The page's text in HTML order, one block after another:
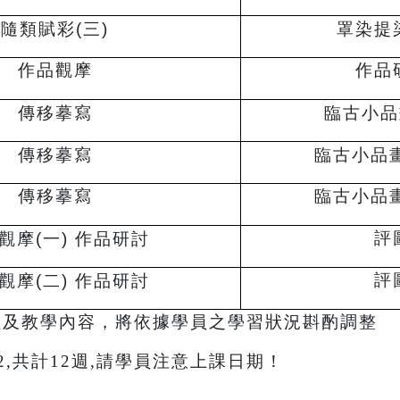
隨類賦彩(三) 罩染提
作品觀摩 作品
傳移摹寫 臨古小
傳移摹寫 臨古小品
傳移摹寫 臨古小品
摩(一) 作品研討 評
摩(二) 作品研討 評
教學內容，將依據學員之學習狀況斟酌調整
計12週,請學員注意上課日期！